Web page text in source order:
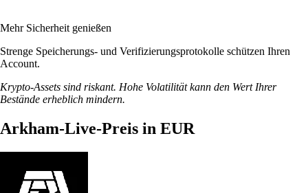
Mehr Sicherheit genießen
Strenge Speicherungs- und Verifizierungsprotokolle schützen Ihren
Account.
Krypto-Assets sind riskant. Hohe Volatilität kann den Wert Ihrer
Bestände erheblich mindern.
Arkham-Live-Preis in EUR